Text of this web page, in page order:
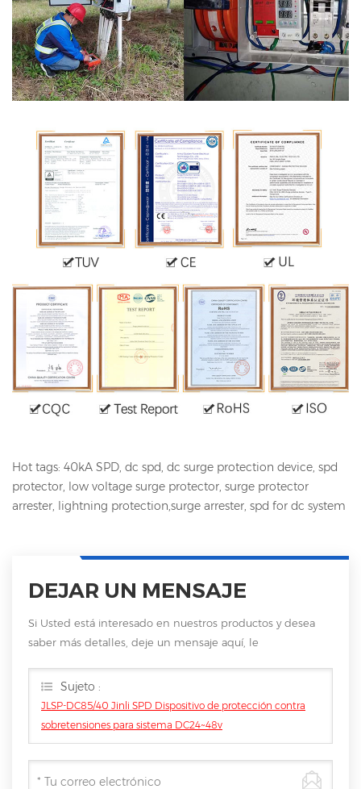
Hot tags: 40kA SPD, dc spd, dc surge protection device, spd
protector, low voltage surge protector, surge protector
arrester, lightning protection,surge arrester, spd for dc system
DEJAR UN MENSAJE
Si Usted está interesado en nuestros productos y desea
saber más detalles, deje un mensaje aquí, le
Sujeto :
JLSP-DC85/40 Jinli SPD Dispositivo de protección contra
sobretensiones para sistema DC24~48v